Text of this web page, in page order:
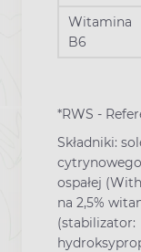
Witamina
B6
*RWS -
Składniki:
ospałej
na 2,5%
(stabilizator: